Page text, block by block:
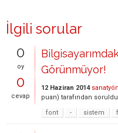
İlgili sorular
0
oy
0
cevap
Görünmüyor!
12 Haziran 2014
puan) tarafından soruldu
font
- sistem